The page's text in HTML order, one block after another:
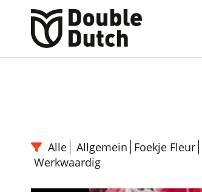
Alle Allgemein Foekje Fleur
Werkwaardig